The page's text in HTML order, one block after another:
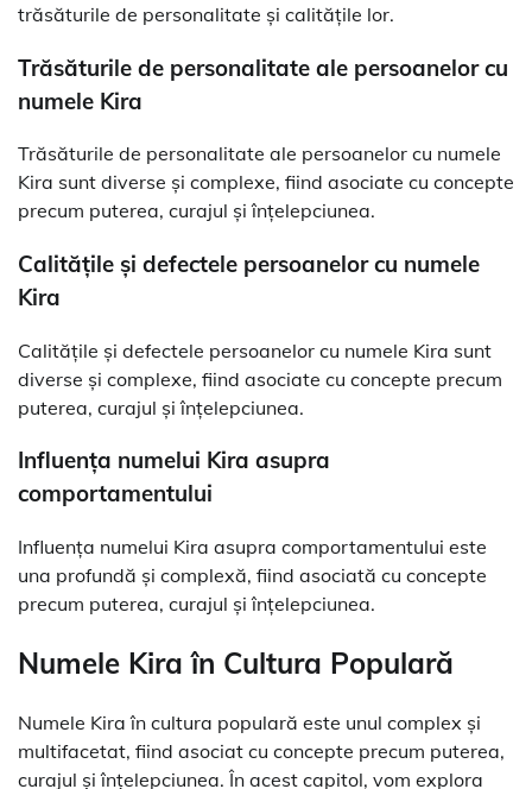
trăsăturile de personalitate și calitățile lor.
Trăsăturile de personalitate ale persoanelor cu
numele Kira
Trăsăturile de personalitate ale persoanelor cu numele
Kira sunt diverse și complexe, fiind asociate cu concepte
precum puterea, curajul și înțelepciunea.
Calitățile și defectele persoanelor cu numele
Kira
Calitățile și defectele persoanelor cu numele Kira sunt
diverse și complexe, fiind asociate cu concepte precum
puterea, curajul și înțelepciunea.
Influența numelui Kira asupra
comportamentului
Influența numelui Kira asupra comportamentului este
una profundă și complexă, fiind asociată cu concepte
precum puterea, curajul și înțelepciunea.
Numele Kira în Cultura Populară
Numele Kira în cultura populară este unul complex și
multifacetat, fiind asociat cu concepte precum puterea,
curajul și înțelepciunea. În acest capitol, vom explora